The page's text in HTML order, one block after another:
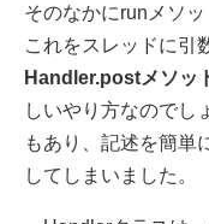
そのなかにrunメソ
これをスレッドに引
Handler.postメソッ
しいやり方なのでし
もあり、記述を簡単
してしまいました。